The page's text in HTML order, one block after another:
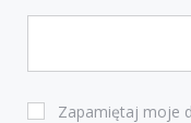
Zapamiętaj moje